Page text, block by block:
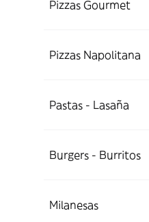
Pizzas Gourmet
Pizzas Napolitana
Pastas - Lasaña
Burgers - Burritos
Milanesas